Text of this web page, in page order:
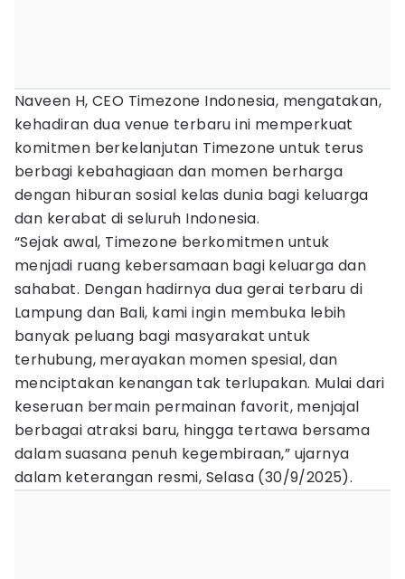
Naveen H, CEO Timezone Indonesia, mengatakan,
kehadiran dua venue terbaru ini memperkuat
komitmen berkelanjutan Timezone untuk terus
berbagi kebahagiaan dan momen berharga
dengan hiburan sosial kelas dunia bagi keluarga
dan kerabat di seluruh Indonesia.
“Sejak awal, Timezone berkomitmen untuk
menjadi ruang kebersamaan bagi keluarga dan
sahabat. Dengan hadirnya dua gerai terbaru di
Lampung dan Bali, kami ingin membuka lebih
banyak peluang bagi masyarakat untuk
terhubung, merayakan momen spesial, dan
menciptakan kenangan tak terlupakan. Mulai dari
keseruan bermain permainan favorit, menjajal
berbagai atraksi baru, hingga tertawa bersama
dalam suasana penuh kegembiraan,” ujarnya
dalam keterangan resmi, Selasa (30/9/2025).